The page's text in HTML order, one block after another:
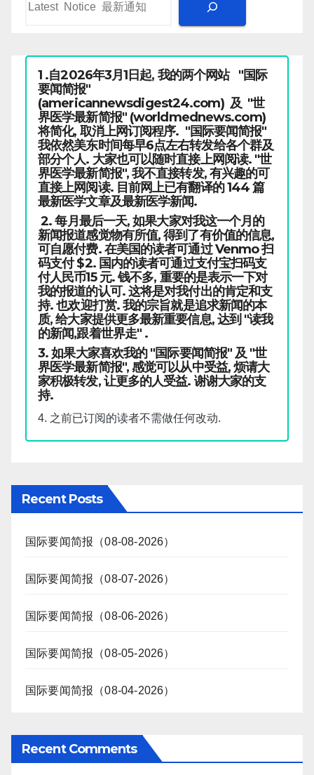
1 .自2026年3月1日起, 我的两个网站 "国际
要闻简报"
(americannewsdigest24.com) 及 "世
界医学最新简报" (worldmednews.com)
将简化, 取消上网订阅程序. "国际要闻简报"
我依然美东时间每早6点左右转发给各个群及
部分个人. 大家也可以随时直接上网阅读. "世
界医学最新简报", 我不直接转发, 有兴趣的可
直接上网阅读. 目前网上已有翻译的 144 篇
最新医学文章及最新医学新闻.
2. 每月最后一天, 如果大家对我这一个月的
新闻报道感觉物有所值, 得到了有价值的信息,
可自愿付费. 在美国的读者可通过 Venmo 扫
码支付 $2. 国内的读者可通过支付宝扫码支
付人民币15 元. 钱不多, 重要的是表示一下对
我的报道的认可. 这将是对我付出的肯定和支
持. 也欢迎打赏. 我的宗旨就是追求新闻的本
质, 给大家提供更多最新重要信息, 达到 "读我
的新闻,跟着世界走" .
3. 如果大家喜欢我的 "国际要闻简报" 及 "世
界医学最新简报", 感觉可以从中受益, 烦请大
家积极转发, 让更多的人受益. 谢谢大家的支
持.
4. 之前已订阅的读者不需做任何改动.
Recent Posts
国际要闻简报（08-08-2026）
国际要闻简报（08-07-2026）
国际要闻简报（08-06-2026）
国际要闻简报（08-05-2026）
国际要闻简报（08-04-2026）
Recent Comments